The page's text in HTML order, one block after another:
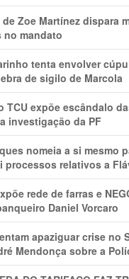
Zoe Martínez dispara
no mandato
tenta envolver
de sigilo de Marcola
TCU expõe escândalo
investigação da PF
nomeia a si mesmo
processos relativos a
rede de farras e
Daniel Vorcaro
apaziguar crise no
Mendonça sobre a